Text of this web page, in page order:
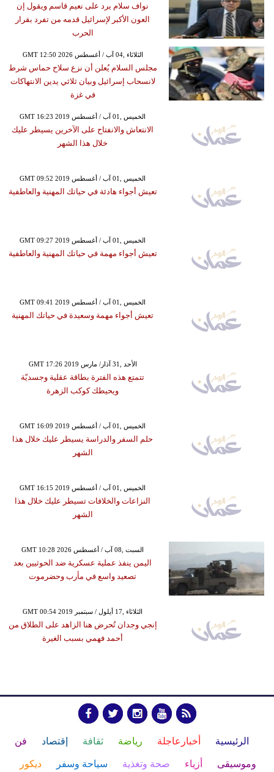
نواف سلام يرد على نعيم قاسم ويقول إن
العون الأكبر لإسرائيل قدمه من تفرد بقرار
الحرب
GMT 12:50 2026 الثلاثاء ,04 آب / أغسطس
مجلس السلام يُعلن أن نزع سلاح حماس شرط
لانسحاب إسرائيل وبيان ثلاثي يدين الانتهاكات
في غزة
GMT 16:23 2019 الخميس ,01 آب / أغسطس
الانتعاش والانفتاح على الآخرين يسيطر عليك
خلال هذا الشهر
GMT 09:52 2019 الخميس ,01 آب / أغسطس
تعيش أجواء هادئة في حياتك المهنية والعاطفية
GMT 09:27 2019 الخميس ,01 آب / أغسطس
تعيش أجواء مهمة في حياتك المهنية والعاطفية
GMT 09:41 2019 الخميس ,01 آب / أغسطس
تعيش أجواء مهمة وسعيدة في حياتك المهنية
GMT 17:26 2019 الأحد ,31 آذار/ مارس
تتمتع هذه الفترة بطاقة عقلية وجسديّة
ويحيطك كوكب الزهرة
GMT 16:09 2019 الخميس ,01 آب / أغسطس
حلم السفر والدراسة يسيطر عليك خلال هذا
الشهر
GMT 16:15 2019 الخميس ,01 آب / أغسطس
النزاعات والخلافات تسيطر عليك خلال هذا
الشهر
GMT 10:28 2026 السبت ,08 آب / أغسطس
اليمن ينفذ عملية عسكرية ضد الحوثيين بعد
تصعيد واسع في مأرب وحضرموت
GMT 00:54 2019 الثلاثاء ,17 أيلول / سبتمبر
إنجي وجدان تُحرض هنا الزاهد على الطلاق من
أحمد فهمي بسبب الغيرة
الرئيسية أخبارعاجلة رياضة ثقافة إقتصاد فن
وموسيقى أزياء صحة وتغذية سياحة وسفر ديكور